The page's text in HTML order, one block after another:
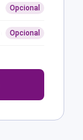
Opcional
Opcional